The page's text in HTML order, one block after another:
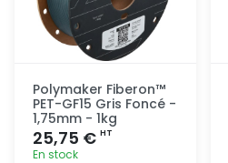
Polymaker Fiberon™
PET-GF15 Gris Foncé -
1,75mm - 1kg
25,75 € HT
En stock